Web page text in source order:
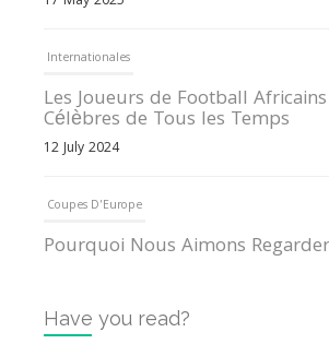
Internationales
Les Joueurs de Football
Célèbres de Tous les Temps
12 July 2024
Coupes D'Europe
Pourquoi Nous Aimons
Internationales
Have you read?